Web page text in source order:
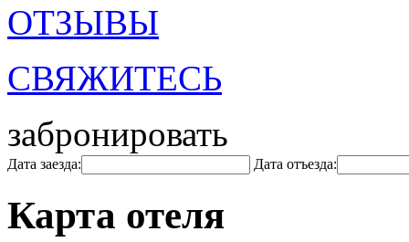
ОТЗЫВЫ
СВЯЖИТЕСЬ
забронировать
Дата заезда: Дата отъезда:
Карта отеля